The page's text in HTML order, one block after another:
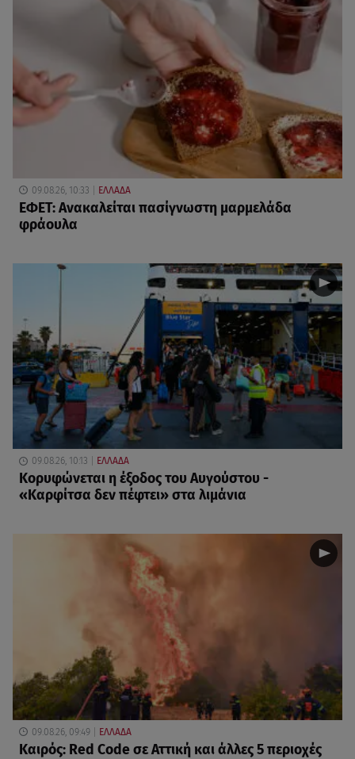
09.08.26, 10:33 ΕΛΛΑΔΑ
ΕΦΕΤ: Ανακαλείται πασίγνωστη μαρμελάδα
φράουλα
09.08.26, 10:13 ΕΛΛΑΔΑ
Κορυφώνεται η έξοδος του Αυγούστου -
«Καρφίτσα δεν πέφτει» στα λιμάνια
09.08.26, 09:49 ΕΛΛΑΔΑ
Καιρός: Red Code σε Αττική και άλλες 5 περιοχές